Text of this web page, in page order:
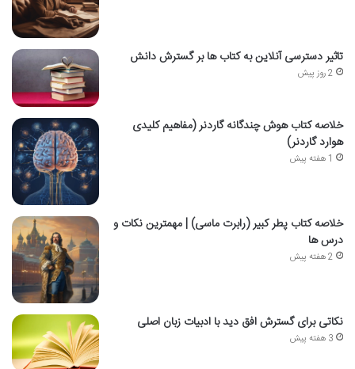
تاثیر دسترسی آنلاین به کتاب ها بر گسترش دانش
2 روز پیش
خلاصه کتاب هوش چندگانه گاردنر (مفاهیم کلیدی
هوارد گاردنر)
1 هفته پیش
خلاصه کتاب پطر کبیر (رابرت ماسی) | مهمترین نکات و
درس ها
2 هفته پیش
نکاتی برای گسترش افق دید با ادبیات زبان اصلی
3 هفته پیش